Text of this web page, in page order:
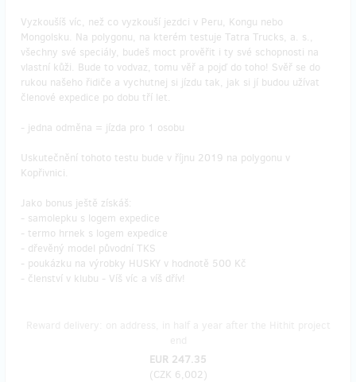
Vyzkoušíš víc, než co vyzkouší jezdci v Peru, Kongu nebo
Mongolsku. Na polygonu, na kterém testuje Tatra Trucks, a. s.,
všechny své speciály, budeš moct prověřit i ty své schopnosti na
vlastní kůži. Bude to vodvaz, tomu věř a pojď do toho! Svěř se do
rukou našeho řidiče a vychutnej si jízdu tak, jak si jí budou užívat
členové expedice po dobu tří let.
- jedna odměna = jízda pro 1 osobu
Uskutečnění tohoto testu bude v říjnu 2019 na polygonu v
Kopřivnici.
Jako bonus ještě získáš:
- samolepku s logem expedice
- termo hrnek s logem expedice
- dřevěný model původní TKS
- poukázku na výrobky HUSKY v hodnotě 500 Kč
- členství v klubu - Víš víc a víš dřív!
EUR 247.35
(CZK 6,002)